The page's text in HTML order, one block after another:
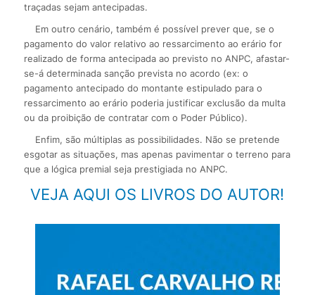
traçadas sejam antecipadas.
Em outro cenário, também é possível prever que, se o
pagamento do valor relativo ao ressarcimento ao erário for
realizado de forma antecipada ao previsto no ANPC, afastar-
se-á determinada sanção prevista no acordo (ex: o
pagamento antecipado do montante estipulado para o
ressarcimento ao erário poderia justificar exclusão da multa
ou da proibição de contratar com o Poder Público).
Enfim, são múltiplas as possibilidades. Não se pretende
esgotar as situações, mas apenas pavimentar o terreno para
que a lógica premial seja prestigiada no ANPC.
VEJA AQUI OS LIVROS DO AUTOR!